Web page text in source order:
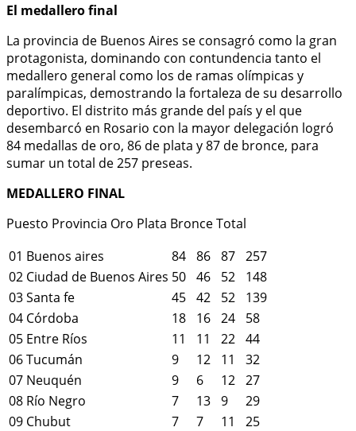
El medallero final
La provincia de Buenos Aires se consagró como la gran
protagonista, dominando con contundencia tanto el
medallero general como los de ramas olímpicas y
paralímpicas, demostrando la fortaleza de su desarrollo
deportivo. El distrito más grande del país y el que
desembarcó en Rosario con la mayor delegación logró
84 medallas de oro, 86 de plata y 87 de bronce, para
sumar un total de 257 preseas.
MEDALLERO FINAL
Puesto Provincia Oro Plata Bronce Total
01 Buenos aires 84 86 87 257
02 Ciudad de Buenos Aires 50 46 52
148
03Santa fe 45 42 52
139
04 Córdoba 18 16 24
58
05 Entre Ríos 11 11 22 44
06Tucumán 9 12 11
32
07 Neuquén 9 6 12 27
08 Río Negro 7 13 9
29
09 Chubut 7 7 11
25